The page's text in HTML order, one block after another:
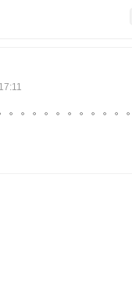
。。。。。。。。。。。